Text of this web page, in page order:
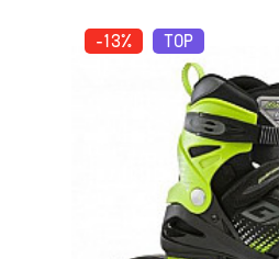
-13% TOP